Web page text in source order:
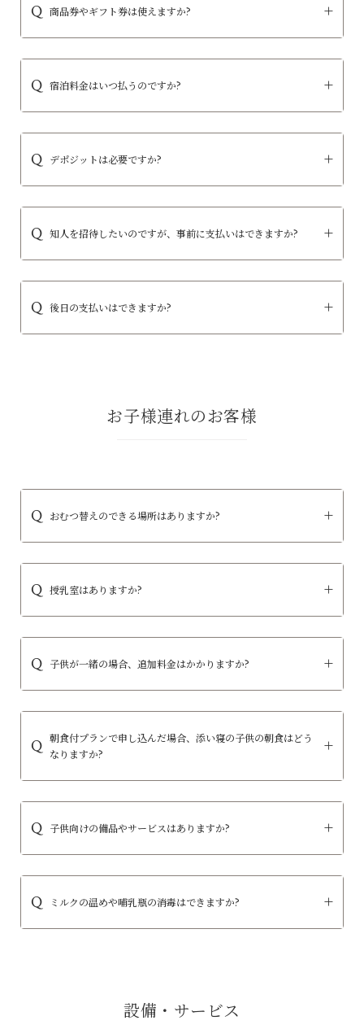
商品券やギフト券は使えますか?
宿泊料金はいつ払うのですか?
デポジットは必要ですか?
知人を招待したいのですが、事前に支払いはできますか?
後日の支払いはできますか?
お子様連れのお客様
おむつ替えのできる場所はありますか?
授乳室はありますか?
子供が一緒の場合、追加料金はかかりますか?
朝食付プランで申し込んだ場合、添い寝の子供の朝食はどう
なりますか?
子供向けの備品やサービスはありますか?
ミルクの温めや哺乳瓶の消毒はできますか?
設備・サービス